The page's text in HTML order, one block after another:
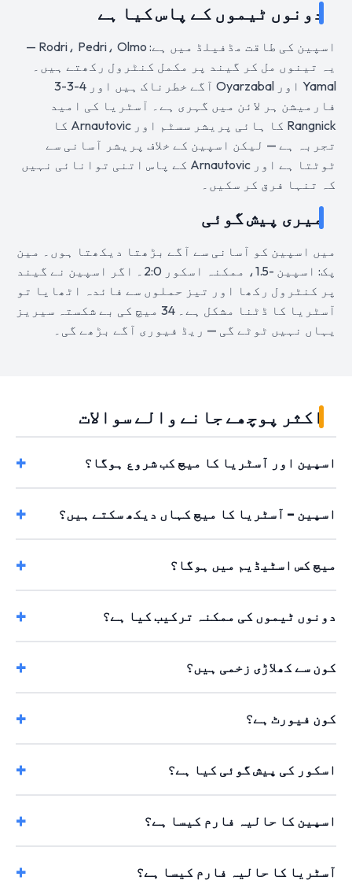
دونوں ٹیموں کے پاس کیا ہے
اسپین کی طاقت مڈفیلڈ میں ہے: Rodri، Pedri، Olmo —
یہ تینوں مل کر گیند پر مکمل کنٹرول رکھتے ہیں۔
Yamal اور Oyarzabal آگے خطرناک ہیں اور 4-3-3
فارمیشن ہر لائن میں گہری ہے۔ آسٹریا کی امید
Rangnick کا ہائی پریشر سسٹم اور Arnautovic کا
تجربہ ہے — لیکن اسپین کے خلاف پریشر آسانی سے
ٹوٹتا ہے اور Arnautovic کے پاس اتنی توانائی نہیں
کہ تنہا فرق کر سکیں۔
میری پیش گوئی
میں اسپین کو آسانی سے آگے بڑھتا دیکھتا ہوں۔ مین
پک: اسپین -1.5، ممکنہ اسکور 2:0۔ اگر اسپین نے گیند
پر کنٹرول رکھا اور تیز حملوں سے فائدہ اٹھایا تو
آسٹریا کا ڈٹنا مشکل ہے۔ 34 میچ کی بے شکستہ سیریز
یہاں نہیں ٹوٹے گی — ریڈ فیوری آگے بڑھے گی۔
اکثر پوچھے جانے والے سوالات
اسپین اور آسٹریا کا میچ کب شروع ہوگا؟
اسپین – آسٹریا کا میچ کہاں دیکھ سکتے ہیں؟
میچ کس اسٹیڈیم میں ہوگا؟
دونوں ٹیموں کی ممکنہ ترکیب کیا ہے؟
کون سے کھلاڑی زخمی ہیں؟
کون فیورٹ ہے؟
اسکور کی پیش گوئی کیا ہے؟
اسپین کا حالیہ فارم کیسا ہے؟
آسٹریا کا حالیہ فارم کیسا ہے؟